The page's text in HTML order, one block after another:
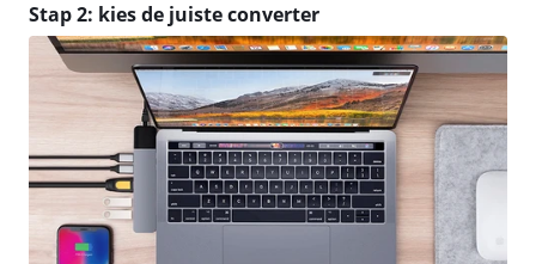
Stap 2: kies de juiste converter